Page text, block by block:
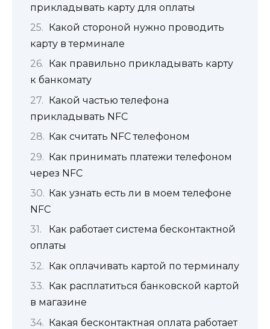
прикладывать карту для оплаты
Какой стороной нужно проводить
карту в терминале
Как правильно прикладывать карту
к банкомату
Какой частью телефона
прикладывать NFC
Как считать NFC телефоном
Как принимать платежи телефоном
через NFC
Как узнать есть ли в моем телефоне
NFC
Как работает система бесконтактной
оплаты
Как оплачивать картой по терминалу
Как расплатиться банковской картой
в магазине
Какая бесконтактная оплата работает